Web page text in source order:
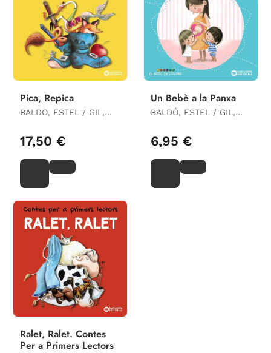
Pica, Repica
BALDO, ESTEL / GIL,
17,50 €
Un Bebè a la Panxa
BALDÓ, ESTEL / GIL,
6,95 €
Ralet, Ralet. Contes
Per a Primers Lectors